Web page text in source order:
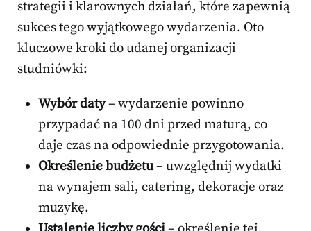
strategii i klarownych działań, które zapewnią
sukces tego wyjątkowego wydarzenia. Oto
kluczowe kroki do udanej organizacji
studniówki:
Wybór daty– wydarzenie powinno
przypadać na 100 dni przed maturą, co
daje czas na odpowiednie przygotowania.
Określenie budżetu– uwzględnij wydatki
na wynajem sali, catering, dekoracje oraz
muzykę.